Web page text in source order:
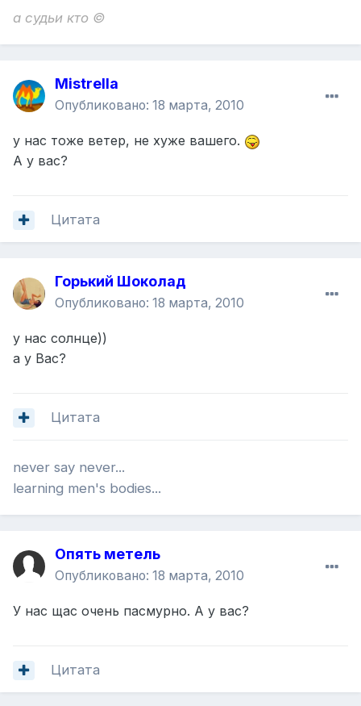
а судьи кто ©
Mistrella
Опубликовано: 18 марта, 2010
у нас тоже ветер, не хуже вашего.
А у вас?
Цитата
Горький Шоколад
Опубликовано: 18 марта, 2010
у нас солнце))
а у Вас?
Цитата
never say never...
learning men's bodies...
Опять метель
Опубликовано: 18 марта, 2010
У нас щас очень пасмурно. А у вас?
Цитата